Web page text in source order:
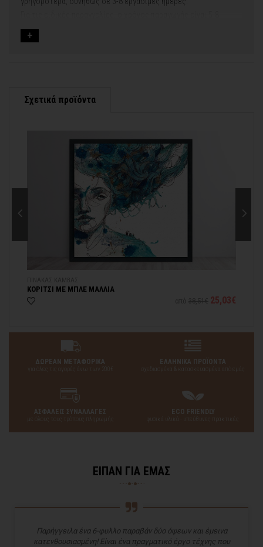
Εφόσον επιλέξετε να προσθέσετε και διακοσμητική κορνίζα
λίγος περισσότερος χρόνος για να παραδοθεί.
Μπορείτε πάντα να επικοινωνείτε μαζί μας για περισσότερες
πληροφορίες στο
info@thinkart.gr
Σχετικά προϊόντα
ΚΟΡΙΤΣΙ ΜΕ ΜΠΛΕ ΜΑΛΛΙΑ
25,03€
ΔΩΡΕΑΝ ΜΕΤΑΦΟΡΙΚΑ
για όλες τις αγορές άνω των 200€
ΕΛΛΗΝΙΚΑ ΠΡΟΪΟΝΤΑ
σχεδιασμένα & κατασκευασμένα από εμάς
ΑΣΦΑΛΕΙΣ ΣΥΝΑΛΛΑΓΕΣ
με όλους τους τρόπους πληρωμής
ECO FRIENDLY
φυσικά υλικά - υπεύθυνες πρακτικές
ΕΙΠΑΝ ΓΙΑ ΕΜΑΣ
Παρήγγειλα ένα 6-φυλλο παραβάν δύο όψεων και έμεινα
κατενθουσιασμένη! Είναι ένα πραγματικό έργο τέχνης που